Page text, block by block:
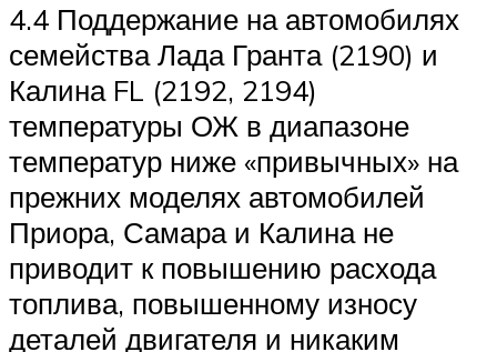
4.4 Поддержание на автомобилях
семейства Лада Гранта (2190) и
Калина FL (2192, 2194)
температуры ОЖ в диапазоне
температур ниже «привычных» на
прежних моделях автомобилей
Приора, Самара и Калина не
приводит к повышению расхода
топлива, повышенному износу
деталей двигателя и никаким